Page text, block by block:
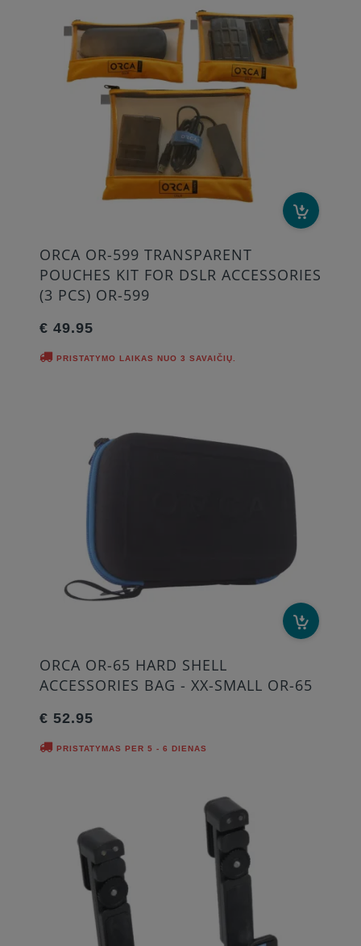
ORCA OR-599 TRANSPARENT
POUCHES KIT FOR DSLR ACCESSORIES
(3 PCS) OR-599
€ 49.95
PRISTATYMO LAIKAS NUO 3 SAVAIČIŲ.
ORCA OR-65 HARD SHELL
ACCESSORIES BAG - XX-SMALL OR-65
€ 52.95
PRISTATYMAS PER 5 - 6 DIENAS